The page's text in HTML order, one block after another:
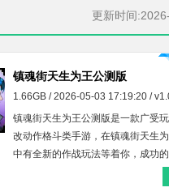
更新时间
镇魂街天生为王公测版
1.66GB / 2026-05-03 17:19:20 /
镇魂街天生为王公测版是一款广受
改动作格斗类手游，在镇魂街天生
中有全新的作战玩法等着你，成功